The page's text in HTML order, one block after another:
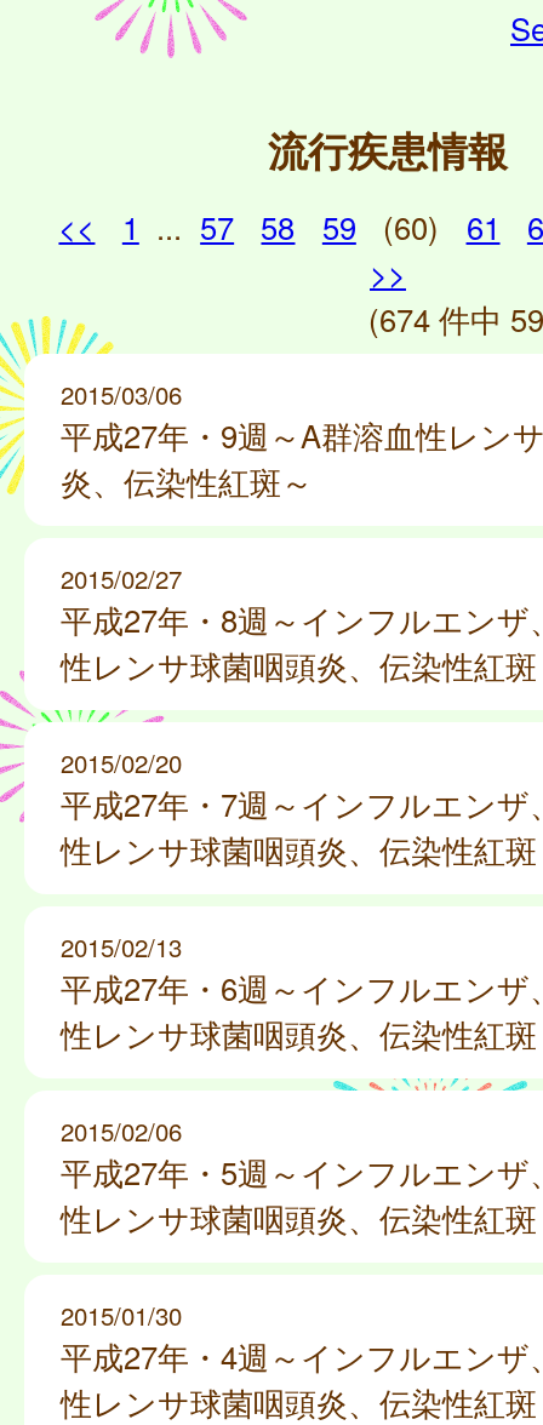
流行疾患情報
<< 1 ... 57 58 59 (60) 61
>>
(674 件中
2015/03/06
平成27年・9週～A群溶血性レン
炎、伝染性紅斑～
2015/02/27
平成27年・8週～インフルエンザ
性レンサ球菌咽頭炎、伝染性紅
2015/02/20
平成27年・7週～インフルエンザ
性レンサ球菌咽頭炎、伝染性紅
2015/02/13
平成27年・6週～インフルエンザ
性レンサ球菌咽頭炎、伝染性紅
2015/02/06
平成27年・5週～インフルエンザ
性レンサ球菌咽頭炎、伝染性紅
2015/01/30
平成27年・4週～インフルエンザ
性レンサ球菌咽頭炎、伝染性紅